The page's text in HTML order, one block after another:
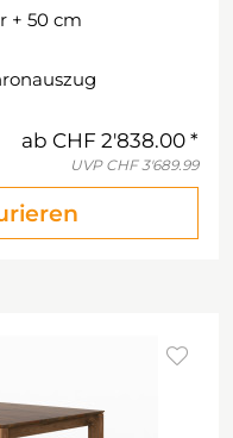
+ 50 cm
ab CHF 2'838.00
UVP CHF 3'689.99